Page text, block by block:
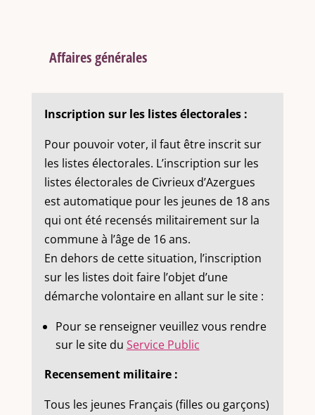
Affaires générales
Inscription sur les listes électorales :
Pour pouvoir voter, il faut être inscrit sur
les listes électorales. L’inscription sur les
listes électorales de Civrieux d’Azergues
est automatique pour les jeunes de 18 ans
qui ont été recensés militairement sur la
commune à l’âge de 16 ans.
En dehors de cette situation, l’inscription
sur les listes doit faire l’objet d’une
démarche volontaire en allant sur le site :
Pour se renseigner veuillez vous rendre
sur le site du Service Public
Recensement militaire :
Tous les jeunes Français (filles ou garçons)